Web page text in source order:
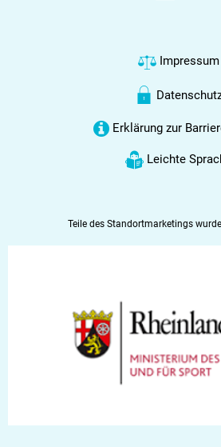
Impressum
Erklärung zur
Leichte
Teile des Standortmarketings